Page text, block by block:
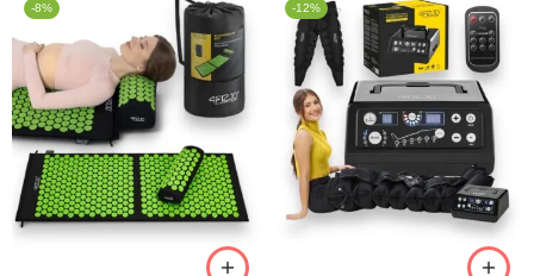
-8% -12%